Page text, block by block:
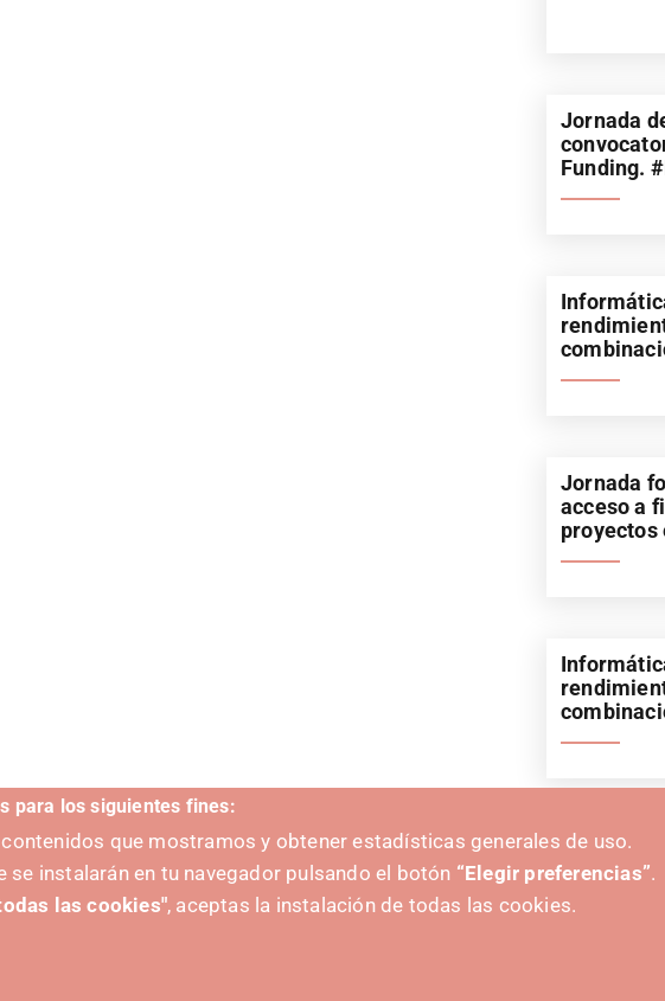
Jornada
Funding.
Jornada
acceso a
proyectos
Ver más
para los siguientes fines:
que mostramos y obtener estadísticas generales de uso.
instalarán en tu navegador pulsando el botón “Elegir preferencias”.
las cookies", aceptas la instalación de todas las cookies.